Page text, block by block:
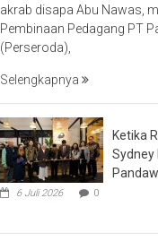
akrab disapa Abu Nawas,
Pembinaan Pedagang PT
(Perseroda),
Selengkapnya
Ketika
Sydney
6 Juli 2026 0